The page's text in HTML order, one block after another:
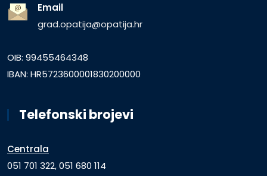
Email
grad.opatija@opatija.hr
OIB: 99455464348
IBAN: HR5723600001830200000
Telefonski brojevi
Centrala
051 701 322, 051 680 114